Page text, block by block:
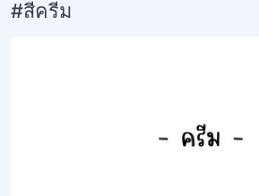
#สีครีม